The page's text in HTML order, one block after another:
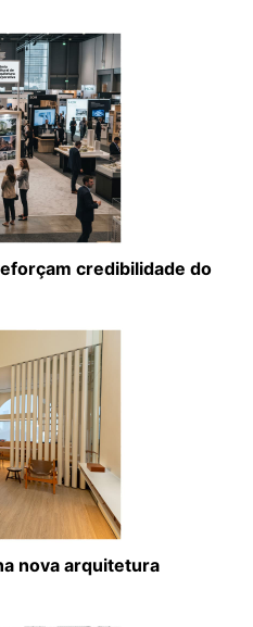
credibilidade do
nova arquitetura